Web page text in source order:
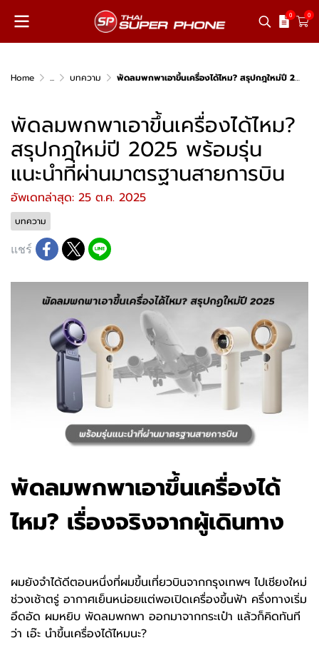
0 0
Home ... บทความ พัดลมพกพาเอาขึ้นเครื่องได้ไหม? สรุปกฎใหม่ปี 2025 พร้อมรุ่นแนะนำที่ผ่านมาตรฐานสายการบิน
พัดลมพกพาเอาขึ้นเครื่องได้ไหม?
สรุปกฎใหม่ปี 2025 พร้อมรุ่น
แนะนำที่ผ่านมาตรฐานสายการบิน
อัพเดทล่าสุด: 25 ต.ค. 2025
บทความ
แชร์
พัดลมพกพาเอาขึ้นเครื่องได้
ไหม? เรื่องจริงจากผู้เดินทาง
ผมยังจำได้ดีตอนหนึ่งที่ผมขึ้นเที่ยวบินจากกรุงเทพฯ ไปเชียงใหม่
ช่วงเช้าตรู่ อากาศเย็นหน่อยแต่พอเปิดเครื่องขึ้นฟ้า ครึ่งทางเริ่ม
อึดอัด ผมหยิบ พัดลมพกพา ออกมาจากกระเป๋า แล้วก็คิดทันที
ว่า เอ๊ะ นำขึ้นเครื่องได้ไหมนะ?